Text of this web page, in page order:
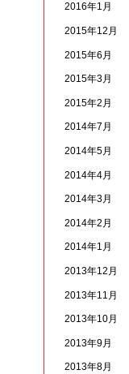
2016年1月
2015年12月
2015年6月
2015年3月
2015年2月
2014年7月
2014年5月
2014年4月
2014年3月
2014年2月
2014年1月
2013年12月
2013年11月
2013年10月
2013年9月
2013年8月